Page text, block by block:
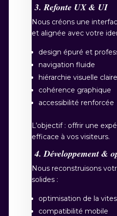
3. Refonte UX & UI
Nous créons une
et alignée avec votre
design épuré et
navigation fluide
hiérarchie visuelle claire
cohérence graphique
accessibilité renforcée
L’objectif : offrir une
efficace à vos visiteurs.
4. Développement &
Nous reconstruisons
solides :
optimisation de la
compatibilité mobile